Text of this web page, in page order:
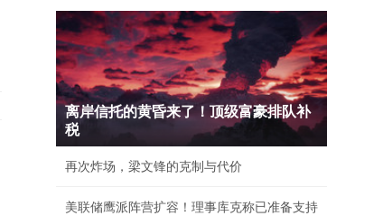
离岸信托的黄昏来了！顶级富豪排队补
税
再次炸场，梁文锋的克制与代价
美联储鹰派阵营扩容！理事库克称已准备支持